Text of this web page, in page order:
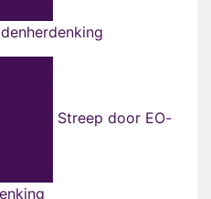
Streep door EO-